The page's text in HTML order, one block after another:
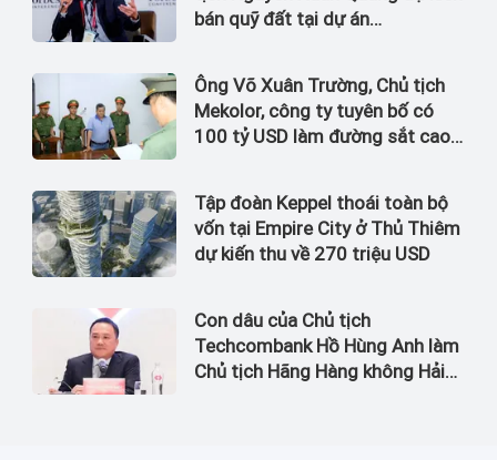
bán quỹ đất tại dự án
Ông Võ Xuân Trường, Chủ tịch
Mekolor, công ty tuyên bố có
100 tỷ USD làm đường sắt cao
Tập đoàn Keppel thoái toàn bộ
vốn tại Empire City ở Thủ Thiêm
dự kiến thu về 270 triệu USD
Con dâu của Chủ tịch
Techcombank Hồ Hùng Anh làm
Chủ tịch Hãng Hàng không Hải